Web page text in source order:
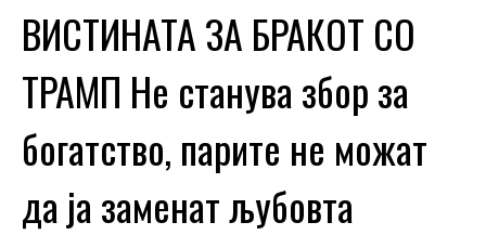
ВИСТИНАТА ЗА БРАКОТ СО
ТРАМП Не станува збор за
богатство, парите не можат
да ја заменат љубовта